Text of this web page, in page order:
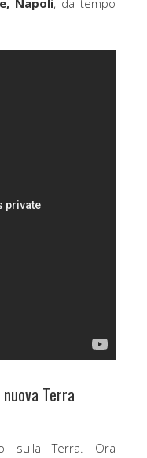
Napoli, da tempo
Terra
sulla Terra. Ora